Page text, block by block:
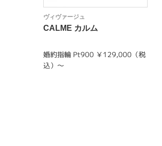
ヴィヴァージュ
CALME カルム
婚約指輪 Pt900 ￥129,000（税
込）～